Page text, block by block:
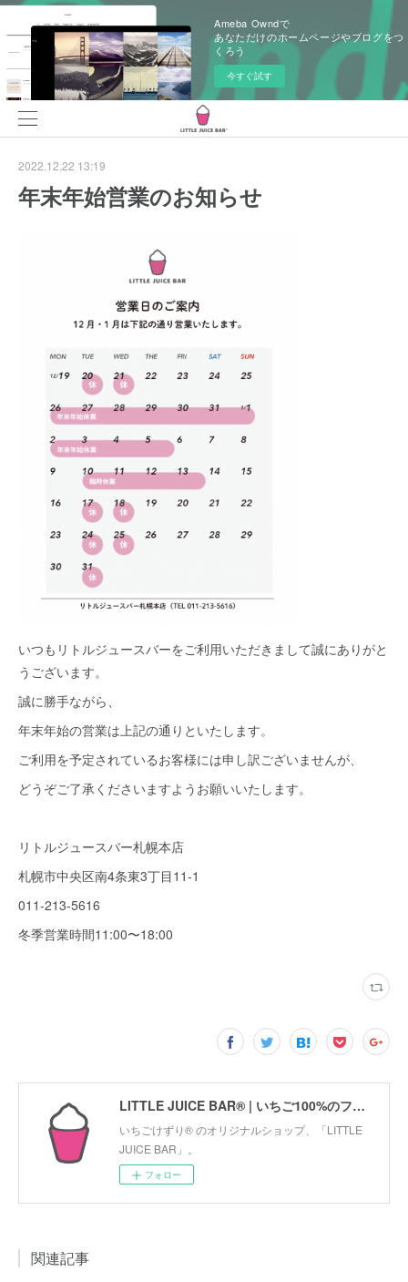
Ameba Owndで
あなただけのホームページやブログをつ
くろう
今すぐ試す
2022.12.22 13:19
年末年始営業のお知らせ
いつもリトルジュースバーをご利用いただきまして誠にありがと
うございます。
誠に勝手ながら、
年末年始の営業は上記の通りといたします。
ご利用を予定されているお客様には申し訳ございませんが、
どうぞご了承くださいますようお願いいたします。
リトルジュースバー札幌本店
札幌市中央区南4条東3丁目11-1
011-213-5616
冬季営業時間11:00〜18:00
LITTLE JUICE BAR® | いちご100%のフローズンデザート「いちごけずり」のオリジナルショップ
いちごけずり® のオリジナルショップ、「LITTLE
JUICE BAR」。
フォロー
関連記事